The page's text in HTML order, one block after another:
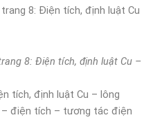
8: Điện tích, định luật Cu
8: Điện tích, định luật Cu –
tích, định luật Cu – lông
– điện tích – tương tác điện